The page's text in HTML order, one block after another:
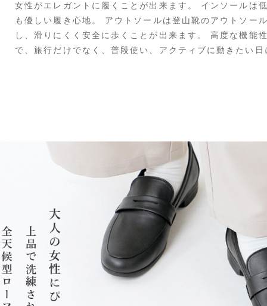
女性がエレガントに履くことが出来ます。 インソールは
も優しい履き心地。 アウトソールは登山靴のアウトソー
し、滑りにくく安全に歩くことが出来ます。 高度な機能
で、旅行だけでなく、普段使い、アクティブに動きたい